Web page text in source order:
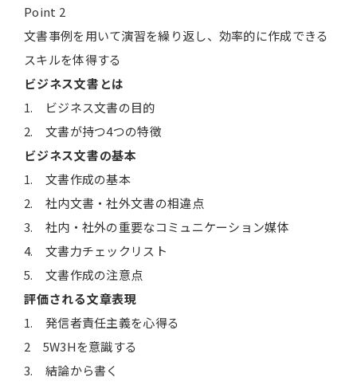
Point 2
文書事例を用いて演習を繰り返し、効率的に作成できる
スキルを体得する
ビジネス文書とは
1. ビジネス文書の目的
2. 文書が持つ4つの特徴
ビジネス文書の基本
1. 文書作成の基本
2. 社内文書・社外文書の相違点
3. 社内・社外の重要なコミュニケーション媒体
4. 文書力チェックリスト
5. 文書作成の注意点
評価される文章表現
1. 発信者責任主義を心得る
2 5W3Hを意識する
3. 結論から書く